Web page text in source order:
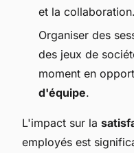
et la collaboration.
Organiser des
des jeux de
moment en
d'équipe.
L'impact sur la
employés est